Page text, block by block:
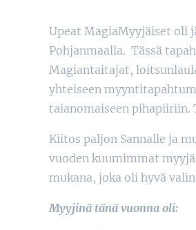
Upeat MagiaMyyjäiset oli
Pohjanmaalla. Tässä
Magiantaitajat,
yhteiseen
taianomaiseen pihapiiriin.
Kiitos paljon Sannalle ja
vuoden kuumimmat
mukana, joka oli hyvä
Myyjinä tänä vuonna oli: